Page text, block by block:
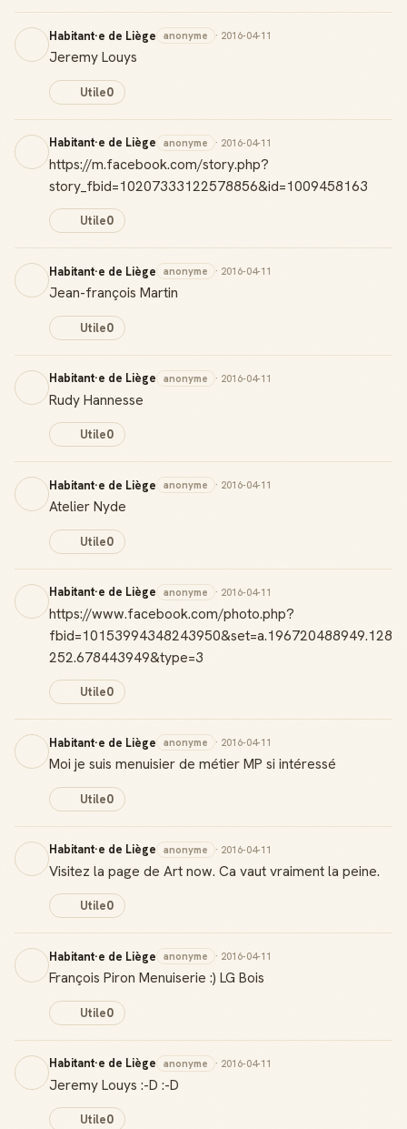
Habitant·e de Liège anonyme · 2016-04-11
Jeremy Louys
Utile0
Habitant·e de Liège anonyme · 2016-04-11
https://m.facebook.com/story.php?
story_fbid=10207333122578856&id=1009458163
Utile0
Habitant·e de Liège anonyme · 2016-04-11
Jean-françois Martin
Utile0
Habitant·e de Liège anonyme · 2016-04-11
Rudy Hannesse
Utile0
Habitant·e de Liège anonyme · 2016-04-11
Atelier Nyde
Utile0
Habitant·e de Liège anonyme · 2016-04-11
https://www.facebook.com/photo.php?
fbid=10153994348243950&set=a.196720488949.128
252.678443949&type=3
Utile0
Habitant·e de Liège anonyme · 2016-04-11
Moi je suis menuisier de métier MP si intéressé
Utile0
Habitant·e de Liège anonyme · 2016-04-11
Visitez la page de Art now. Ca vaut vraiment la peine.
Utile0
Habitant·e de Liège anonyme · 2016-04-11
François Piron Menuiserie :) LG Bois
Utile0
Habitant·e de Liège anonyme · 2016-04-11
Jeremy Louys :-D :-D
Utile0